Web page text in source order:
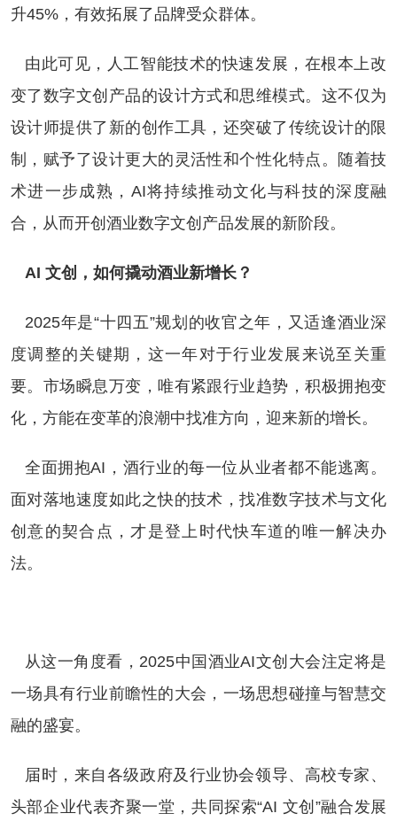
升45%，有效拓展了品牌受众群体。
由此可见，人工智能技术的快速发展，在根本上改
变了数字文创产品的设计方式和思维模式。这不仅为
设计师提供了新的创作工具，还突破了传统设计的限
制，赋予了设计更大的灵活性和个性化特点。随着技
术进一步成熟，AI将持续推动文化与科技的深度融
合，从而开创酒业数字文创产品发展的新阶段。
AI 文创，如何撬动酒业新增长？
2025年是“十四五”规划的收官之年，又适逢酒业深
度调整的关键期，这一年对于行业发展来说至关重
要。市场瞬息万变，唯有紧跟行业趋势，积极拥抱变
化，方能在变革的浪潮中找准方向，迎来新的增长。
全面拥抱AI，酒行业的每一位从业者都不能逃离。
面对落地速度如此之快的技术，找准数字技术与文化
创意的契合点，才是登上时代快车道的唯一解决办
法。
从这一角度看，2025中国酒业AI文创大会注定将是
一场具有行业前瞻性的大会，一场思想碰撞与智慧交
融的盛宴。
届时，来自各级政府及行业协会领导、高校专家、
头部企业代表齐聚一堂，共同探索“AI 文创”融合发展